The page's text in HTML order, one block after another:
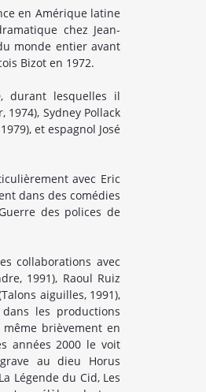
en Amérique latine
chez Jean-
monde entier avant
Bizot en 1972.
durant lesquelles il
Sydney Pollack
et espagnol José
avec Eric
dans des comédies
des polices de
collaborations avec
1991), Raoul Ruiz
aiguilles, 1991),
les productions
même brièvement en
années 2000 le voit
au dieu Horus
Légende du Cid, Les